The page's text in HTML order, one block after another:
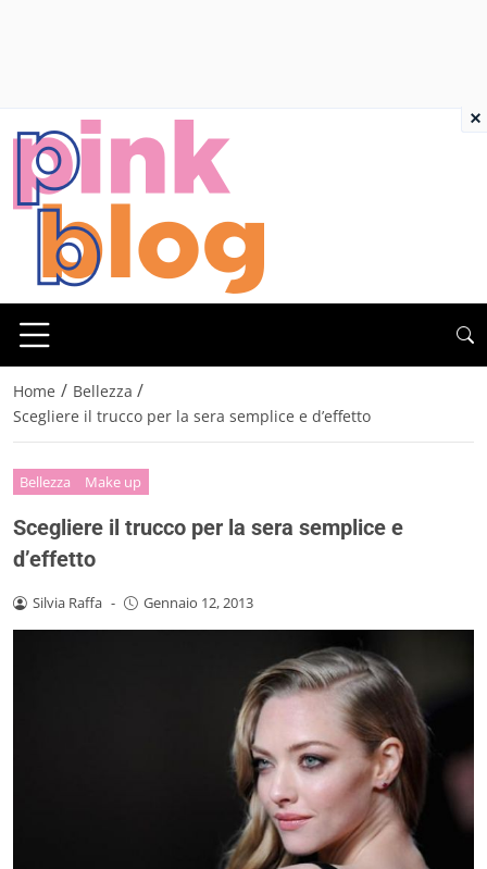
Home / Bellezza /
Scegliere il trucco per la sera semplice e d’effetto
Bellezza Make up
Scegliere il trucco per la sera semplice e
d’effetto
Silvia Raffa - Gennaio 12, 2013
×